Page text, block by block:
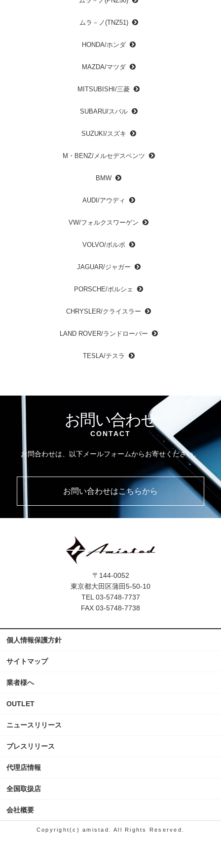
ムラ－ノ(TNZ51)
HONDA/ホンダ
MAZDA/マツダ
MITSUBISHI/三菱
SUBARU/スバル
SUZUKI/スズキ
M・BENZ/メルセデスベンツ
BMW
AUDI/アウディ
VW/フォルクスワーゲン
VOLVO/ボルボ
JAGUAR/ジャガー
PORSCHE/ポルシェ
CHRYSLER/クライスラー
LAND ROVER/ランドローバー
TESLA/テスラ
お問い合わせ
CONTACT
お問合わせは、以下メールフォームからお寄せください。
お問い合わせはこちらから
〒144-0052
東京都大田区蒲田5-50-10
TEL 03-5748-7737
FAX 03-5748-7738
ニュースリリース
プレスリリース
代理店情報
全国取扱店
会社概要
個人情報保護方針
サイトマップ
業者様へ
OUTLET
Copyright(c) amistad. All Rights Reserved.